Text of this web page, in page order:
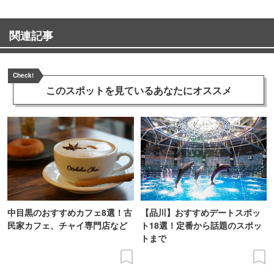
関連記事
Check!
このスポットを見ているあなたにオススメ
中目黒のおすすめカフェ8選！古
民家カフェ、チャイ専門店など
【品川】おすすめデートスポッ
ト18選！定番から話題のスポッ
トまで